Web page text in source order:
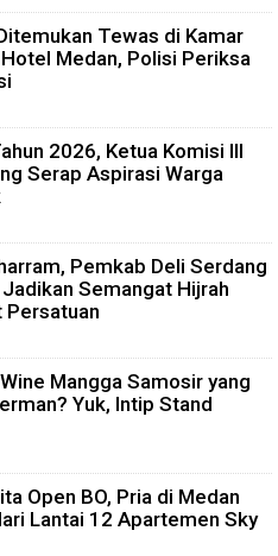
Tewas di Kamar
Medan, Polisi Periksa
2026, Ketua Komisi III
Serap Aspirasi Warga
Pemkab Deli Serdang
Semangat Hijrah
Persatuan
Mangga Samosir yang
Yuk, Intip Stand
Open BO, Pria di Medan
Lantai 12 Apartemen Sky